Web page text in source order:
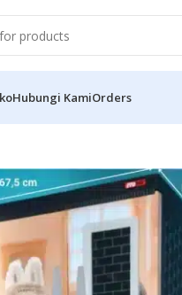
Hubungi KamiOrders